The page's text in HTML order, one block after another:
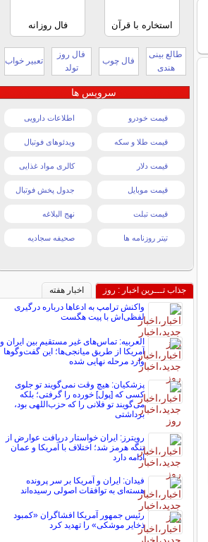
استخاره با قرآن فال روزانه
طالع بینی
هندی
فال چوب
فال روز
تولد
تعبیر خواب
سرویس ها
قیمت خودرو اطلاعات دارویی
قیمت طلا و سکه ویدئوهای فوتبال
قیمت دلار کالری مواد غذایی
قیمت موبایل جدول پخش فوتبال
قیمت تبلت نهج البلاغه
تیتر روزنامه ها صحیفه سجادیه
جذاب تـــرین اخبار : روز
اخبار هفته
واکنش ترامپ به ادعاها درباره درگیری
لفظی‌اش با پیت هگست
العربیه: تماس‌های غیر مستقیم بین ایران و
آمریکا از طریق میانجی‌ها؛ این گفت‌و‌گو‌ها
وارد مرحله نهایی شده
پزشکیان: هیچ وقت نمی‌گویند تو جلوی
کسی که [پول] خورده را گرفتی؛ بلکه
می‌گویند تو فلانی را که حزب‌اللهی بود،
برداشتی
رویترز: ایران خواستار دریافت عوارض از
تنگه هرمز شد؛ اختلاف با آمریکا و عمان
ادامه دارد
فیدان: ایران و آمریکا بر سر پرونده
هسته‌ای به توافقات اصولی رسیده‌اند
رئیس جمهور آمریکا افشاگران «کمبود
ذخایر موشکی» را تهدید کرد